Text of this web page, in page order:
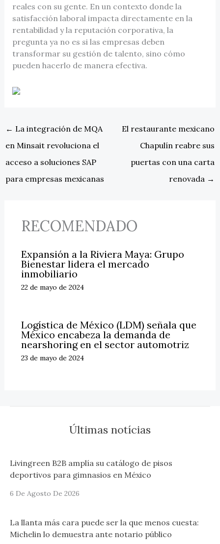
reales con su gente. En un contexto donde la
satisfacción laboral impacta directamente en la
rentabilidad y la reputación corporativa, la
pregunta ya no es si las empresas deben
transformar su gestión de talento, sino cómo
pueden hacerlo de manera efectiva.
← La integración de MQA
en Minsait revoluciona el
acceso a soluciones SAP
para empresas mexicanas
El restaurante mexicano
Chapulín reabre sus
puertas con una carta
renovada →
RECOMENDADO
Expansión a la Riviera Maya: Grupo
Bienestar lidera el mercado
inmobiliario
22 de mayo de 2024
Logística de México (LDM) señala que
México encabeza la demanda de
nearshoring en el sector automotriz
23 de mayo de 2024
Últimas notícias
Livingreen B2B amplía su catálogo de pisos
deportivos para gimnasios en México
6 De Agosto De 2026
La llanta más cara puede ser la que menos cuesta:
Michelin lo demuestra ante notario público